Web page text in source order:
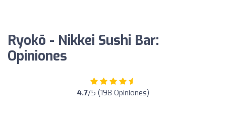
Ryokō - Nikkei Sushi Bar:
Opiniones
4.7/5 (198 Opiniones)